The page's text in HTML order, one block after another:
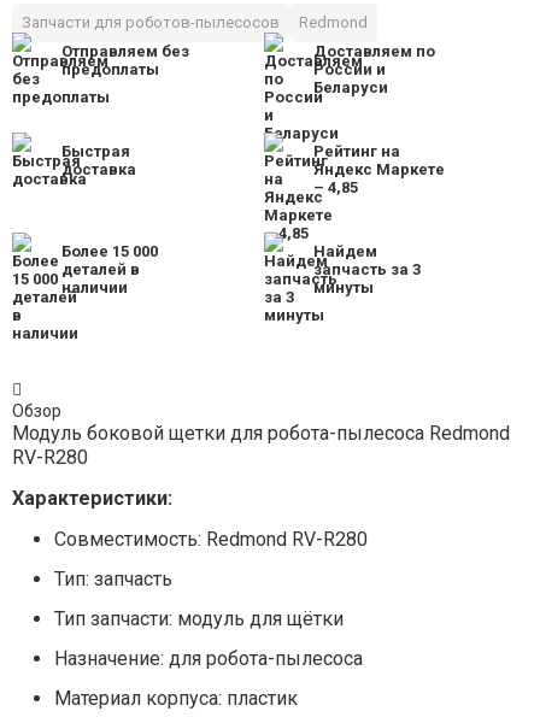
Запчасти для роботов-пылесосов
Redmond
Отправляем без
предоплаты
Доставляем по
России и
Беларуси
Быстрая
доставка
Рейтинг на
Яндекс Маркете
– 4,85
Более 15 000
деталей в
наличии
Найдем
запчасть за 3
минуты
Обзор
Модуль боковой щетки для робота-пылесоса Redmond
RV-R280
Характеристики:
Совместимость: Redmond RV-R280
Тип: запчасть
Тип запчасти: модуль для щётки
Назначение: для робота-пылесоса
Материал корпуса: пластик